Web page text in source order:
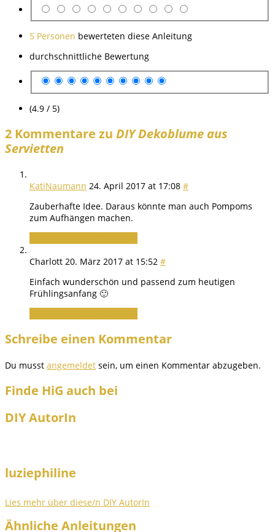
5 Personen bewerteten diese Anleitung
durchschnittliche Bewertung
(4.9 / 5)
2 Kommentare zu DIY Dekoblume aus
Servietten
KatiNaumann 24. April 2017 at 17:08 #
Zauberhafte Idee. Daraus könnte man auch Pompoms
zum Aufhängen machen.
Charlott 20. März 2017 at 15:52 #
Einfach wunderschön und passend zum heutigen
Frühlingsanfang 🙂
Schreibe einen Kommentar
Du musst angemeldet sein, um einen Kommentar abzugeben.
Finde HiG auch bei
DIY AutorIn
luziephiline
Lies mehr über diese/n DIY AutorIn
Ähnliche Anleitungen